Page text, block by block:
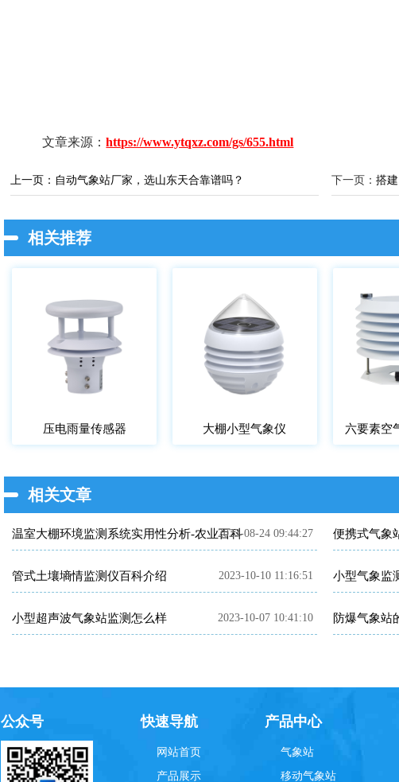
文章来源：https://www.ytqxz.com/gs/655.html
上一页： 自动气象站厂家，选山东天合靠谱吗？ 下一页： 搭
相关推荐
压电雨量传感器 大棚小型气象仪 六要素空
相关文章
温室大棚环境监测系统实用性分析-农业百科2023-08-24 09:44:27 便携式气象
管式土壤墒情监测仪百科介绍 2023-10-10 11:16:51 小型气象监
小型超声波气象站监测怎么样 2023-10-07 10:41:10 防爆气象站
公众号 快速导航
网站首页
产品展示
产品中心
气象站
移动气象站